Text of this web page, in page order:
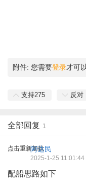
附件: 您需要登录才可
支持275 反对
全部回复 1
点击重新加载
阿达民
2025-1-25 11:01:44
配船思路如下